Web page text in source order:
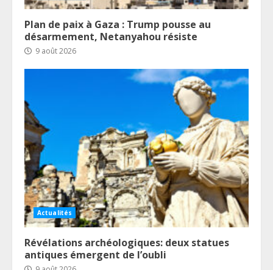
Plan de paix à Gaza : Trump pousse au
désarmement, Netanyahou résiste
9 août 2026
Actualités
Révélations archéologiques: deux statues
antiques émergent de l’oubli